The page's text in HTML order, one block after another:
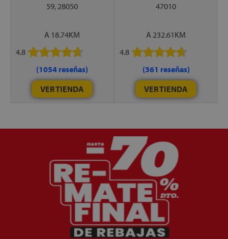
59, 28050
A 18.74KM
4.8
(1054 reseñas)
VER TIENDA
47010
A 232.61KM
4.8
(361 reseñas)
VER TIENDA